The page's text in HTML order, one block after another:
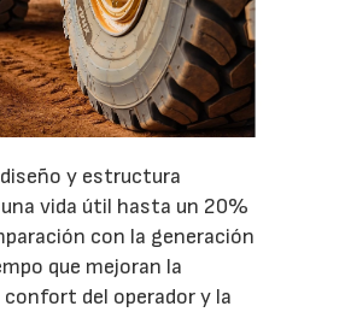
y estructura
vida útil hasta un 20%
con la generación
que mejoran la
del operador y la